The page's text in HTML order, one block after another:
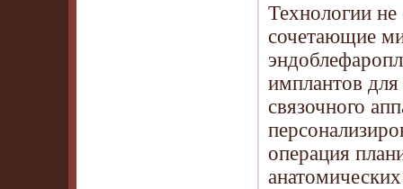
Технологии не
сочетающие
имплантов для
связочного
операция